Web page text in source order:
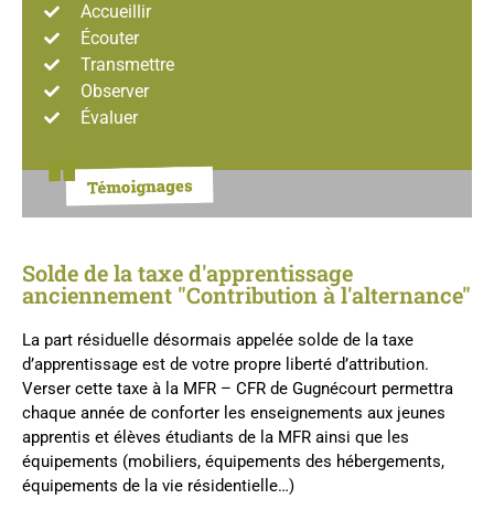
Accueillir
Écouter
Transmettre
Observer
Évaluer
Solde de la taxe d'apprentissage
anciennement "Contribution à l'alternance"
La part résiduelle désormais appelée solde de la taxe
d’apprentissage est de votre propre liberté d’attribution.
Verser cette taxe à la MFR – CFR de Gugnécourt permettra
chaque année de conforter les enseignements aux jeunes
apprentis et élèves étudiants de la MFR ainsi que les
équipements (mobiliers, équipements des hébergements,
équipements de la vie résidentielle…)